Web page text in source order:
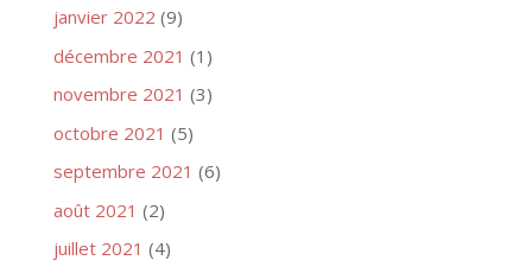
janvier 2022 (9)
décembre 2021 (1)
novembre 2021 (3)
octobre 2021 (5)
septembre 2021 (6)
août 2021 (2)
juillet 2021 (4)